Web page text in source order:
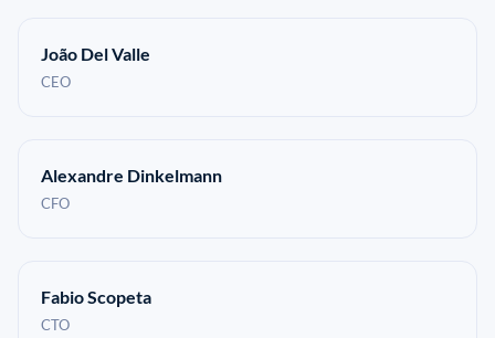
João Del Valle
CEO
Alexandre Dinkelmann
CFO
Fabio Scopeta
CTO